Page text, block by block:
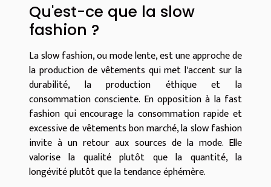
Qu'est-ce que la slow
fashion ?
La slow fashion, ou mode lente, est une approche de
la production de vêtements qui met l'accent sur la
durabilité, la production éthique et la
consommation consciente. En opposition à la fast
fashion qui encourage la consommation rapide et
excessive de vêtements bon marché, la slow fashion
invite à un retour aux sources de la mode. Elle
valorise la qualité plutôt que la quantité, la
longévité plutôt que la tendance éphémère.